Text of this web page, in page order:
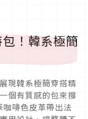
！韓系極簡
現韓系極簡穿搭精
個有質感的包來撐
啡色皮革帶出法